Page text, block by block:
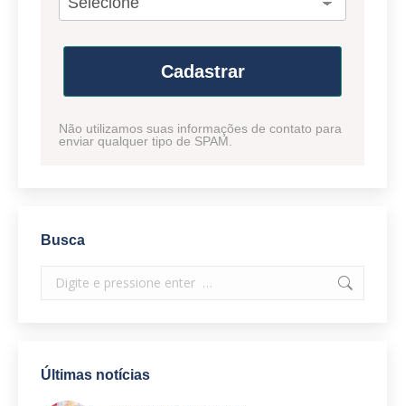
Cadastrar
Não utilizamos suas informações de contato para
enviar qualquer tipo de SPAM.
Busca
Search:
Últimas notícias